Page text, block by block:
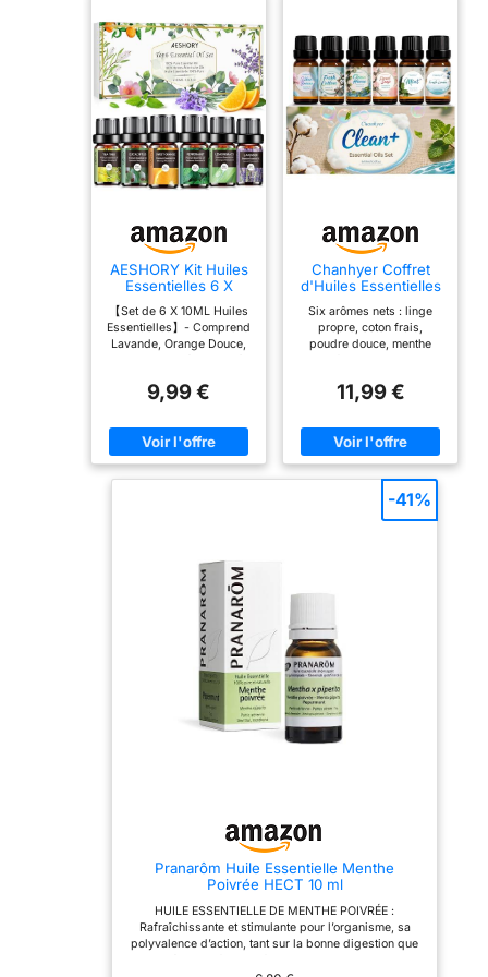
AESHORY Kit Huiles
Essentielles 6 X
Essentielles
Aromathérapie
Naturelle pour
Yoga - Lavande,
Orange Douce,
Arbre à Thé,
Citronnelle,
Eucalyptus
【Set de 6 X 10ML Huiles
Essentielles】- Comprend
Lavande, Orange Douce,
Eucalyptus. Arômes
sélectionnés pour obtenir
un espace agréable,
relaxant et sensuel.
essentielles est le cadeau
parfait pour la famille ou
les amis! 【Huiles
Essentielles Naturelle】-
Sans Parabens, Cruauté et
Vegan Friendly. Sans
additifs, charges, bases
ou supports ajoutés, sans
produits chimiques, non
adultérées et sans nuire à
Bonheur】- Chaque huile
essentielle a ses propres
propriétés apaisantes
uniques. Aeshory
essentielles peut soulager
l'anxiété, soulager le
stress, apaiser l'esprit et
9,99 €
Chanhyer Coffret
d'Huiles Essentielles
Six arômes nets : linge
propre, coton frais,
poudre douce, menthe
Idéal pour ceux qui aiment
Ajoutez quelques gouttes
à votre diffuseur pour une
atmosphère
agréable. Parfait pour la
salle de bain, la cuisine ou
le séjour. Bien présenté,
les moments de détente,
de méditation ou en
famille. De la menthe
croquante à la poudre
douce, trouvez la senteur
qui apaise votre esprit et
illumine votre espace.
11,99 €
Pranarôm Huile Essentielle Menthe
Poivrée HECT 10 ml
HUILE ESSENTIELLE DE MENTHE POIVRÉE :
Rafraîchissante et stimulante pour l’organisme, sa
polyvalence d’action, tant sur la bonne digestion que
-41%